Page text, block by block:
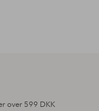
over 599 DKK